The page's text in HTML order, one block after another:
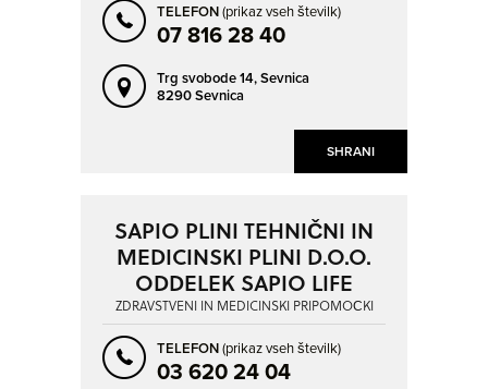
SHRANI
TELEFON(prikaz vseh številk)
07 816 28 40
Trg svobode 14,Sevnica
8290 Sevnica
SAPIO PLINI TEHNIČNI IN
MEDICINSKI PLINI D.O.O.
ODDELEK SAPIO LIFE
ZDRAVSTVENI IN MEDICINSKI PRIPOMOČKI
TELEFON(prikaz vseh številk)
03 620 24 04